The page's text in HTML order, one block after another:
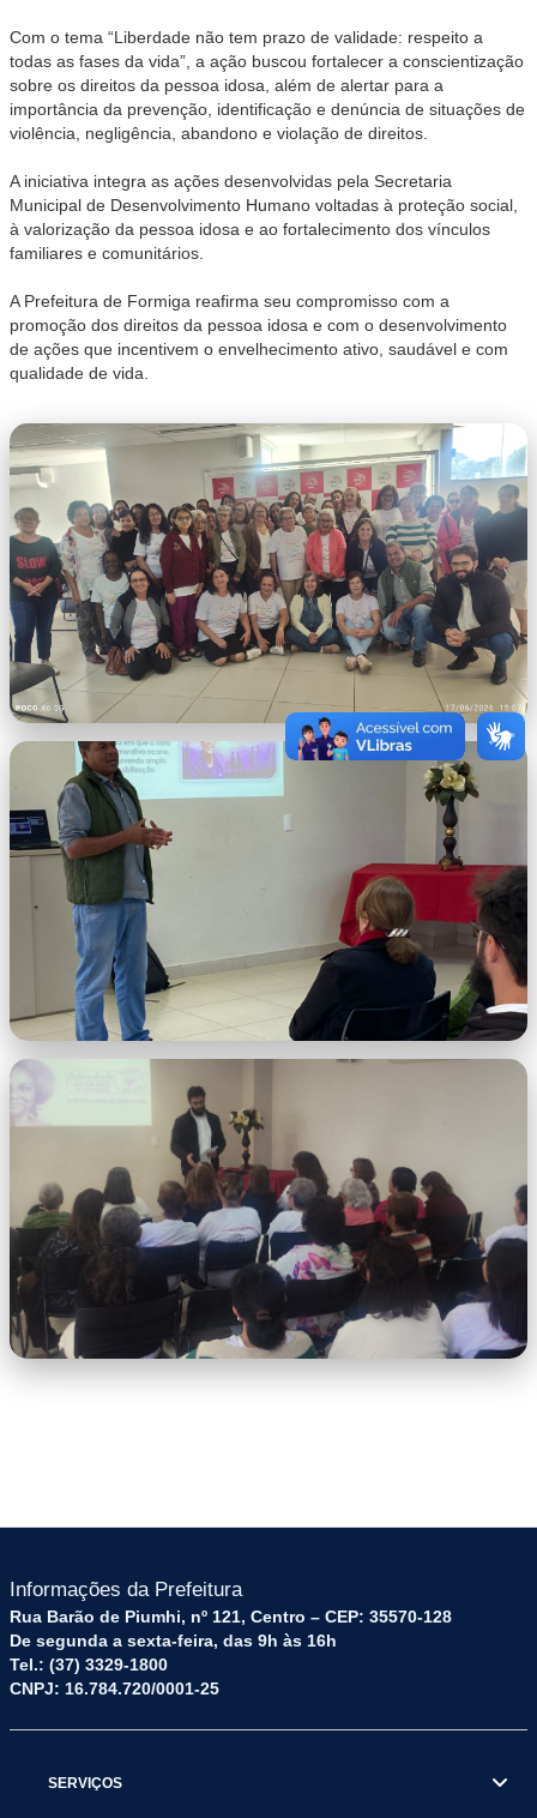
Com o tema “Liberdade não tem prazo de validade: respeito a
todas as fases da vida”, a ação buscou fortalecer a conscientização
sobre os direitos da pessoa idosa, além de alertar para a
importância da prevenção, identificação e denúncia de situações de
violência, negligência, abandono e violação de direitos.
A iniciativa integra as ações desenvolvidas pela Secretaria
Municipal de Desenvolvimento Humano voltadas à proteção social,
à valorização da pessoa idosa e ao fortalecimento dos vínculos
familiares e comunitários.
A Prefeitura de Formiga reafirma seu compromisso com a
promoção dos direitos da pessoa idosa e com o desenvolvimento
de ações que incentivem o envelhecimento ativo, saudável e com
qualidade de vida.
WhatsApp Image 2026-06-17 at
15.23.43.jpeg
WhatsApp Image 2026-06-17 at
15.23.27.jpeg
Informações da Prefeitura
Rua Barão de Piumhi, nº 121, Centro – CEP: 35570-128
De segunda a sexta-feira, das 9h às 16h
Tel.: (37) 3329-1800
CNPJ: 16.784.720/0001-25
SERVIÇOS